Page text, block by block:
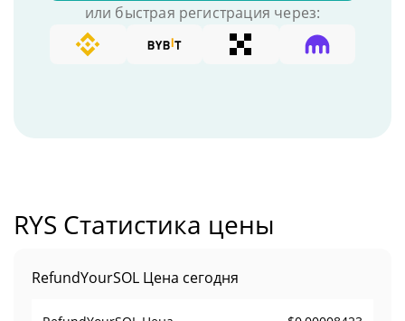
или быстрая регистрация через:
RYS Статистика цены
RefundYourSOL Цена сегодня